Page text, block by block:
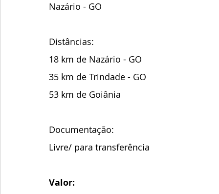
Nazário - GO
Distâncias:
18 km de Nazário - GO
35 km de Trindade - GO
53 km de Goiânia
Documentação:
Livre/ para transferência
Valor: